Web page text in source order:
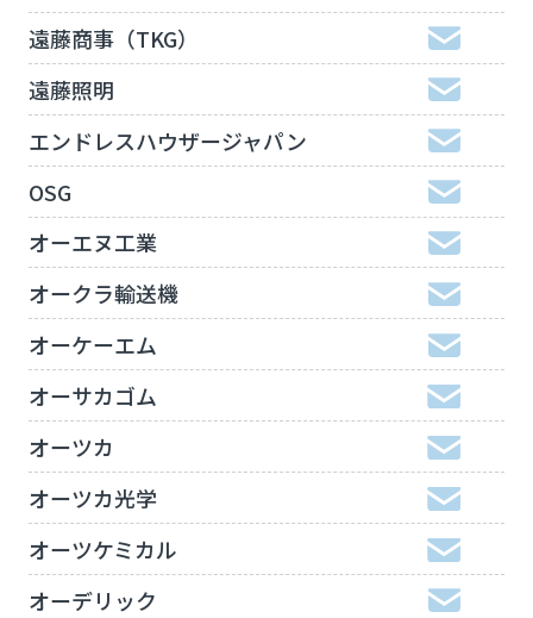
遠藤商事（TKG）
遠藤照明
エンドレスハウザージャパン
OSG
オーエヌ工業
オークラ輸送機
オーケーエム
オーサカゴム
オーツカ
オーツカ光学
オーツケミカル
オーデリック